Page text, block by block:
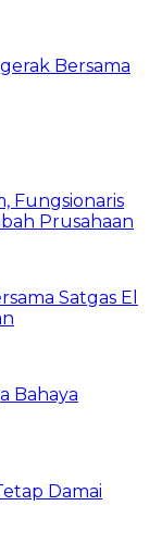
Bersama
Fungsionaris
Prusahaan
Satgas El
Bahaya
Damai